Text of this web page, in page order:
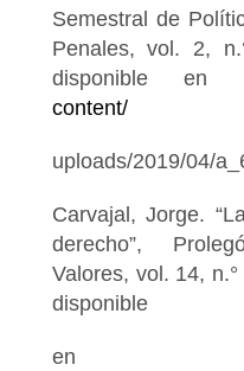
Semestral de
Penales, vol. 2,
disponible en
content/
uploads/2019/04/
Carvajal, Jorge.
derecho”,
Valores, vol. 14,
disponible
en